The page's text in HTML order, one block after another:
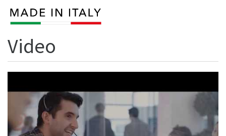
Video